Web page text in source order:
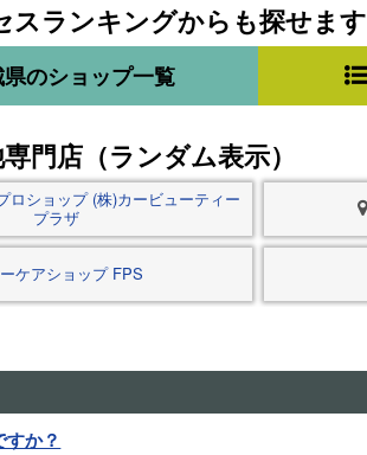
スランキングからも探せます
のショップ一覧
門店（ランダム表示）
ロショップ (株)カービューティー
プラザ
ケアショップ FPS
か？